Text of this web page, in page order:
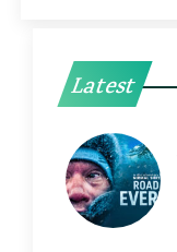
Latest